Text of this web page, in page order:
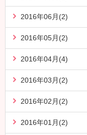
2016年06月(2)
2016年05月(2)
2016年04月(4)
2016年03月(2)
2016年02月(2)
2016年01月(2)